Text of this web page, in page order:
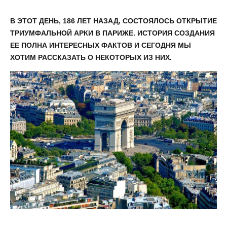
В ЭТОТ ДЕНЬ, 186 ЛЕТ НАЗАД, СОСТОЯЛОСЬ ОТКРЫТИЕ
ТРИУМФАЛЬНОЙ АРКИ В ПАРИЖЕ. ИСТОРИЯ СОЗДАНИЯ
ЕЕ ПОЛНА ИНТЕРЕСНЫХ ФАКТОВ И СЕГОДНЯ МЫ
ХОТИМ РАССКАЗАТЬ О НЕКОТОРЫХ ИЗ НИХ.